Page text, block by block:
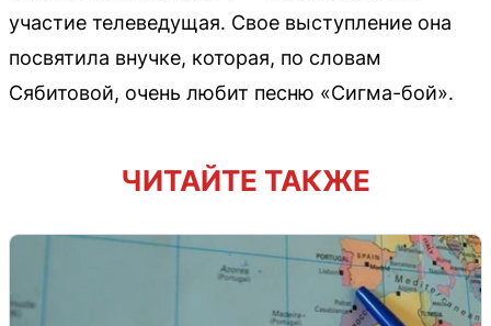
участие телеведущая. Свое выступление она
посвятила внучке, которая, по словам
Сябитовой, очень любит песню «Сигма-бой».
ЧИТАЙТЕ ТАКЖЕ